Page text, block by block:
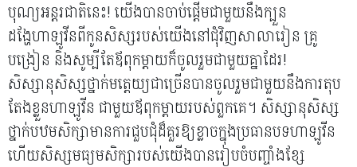
បុណ្យអន្តរជាតិនេះ! យើងបានចាប់ផ្តើមជាមួយនឹងក្បួន
ដង្ហែហាឡូវីនពីកូនសិស្សរបស់យើងនៅជុំវិញសាលារៀន គ្រូ
បង្រៀន និងសូម្បីតែឪពុកម្តាយក៏ចូលរួមជាមួយគ្នាដែរ!
សិស្សានុសិស្សថ្នាក់មត្តេយ្យជាច្រើនបានចូលរួមជាមួយនឹងការតុប
តែងខ្លួនហាឡូវីន ជាមួយឪពុកម្តាយរបស់ពួកគេ។ សិស្សានុសិស្ស
ថ្នាក់បឋមសិក្សាមានការជួបជុំដ៏គួរឱ្យខ្លាចក្នុងប្រធានបទហាឡូវីន
ហើយសិស្សមធ្យមសិក្សារបស់យើងបានរៀបចំបញ្ចាំងខ្សែ